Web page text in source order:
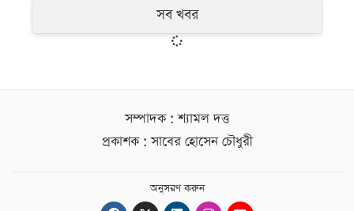
সব খবর
সম্পাদক : শ্যামল দত্ত
প্রকাশক : সাবের হোসেন চৌধুরী
অনুসরণ করুন